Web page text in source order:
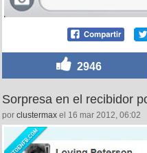
2946
Sorpresa en el recibidor
por clustermax el 16 mar 2012, 06:02